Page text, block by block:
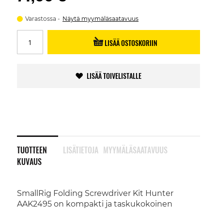
Varastossa Näytä myymäläsaatavuus
LISÄÄ OSTOSKORIIN
LISÄÄ TOIVELISTALLE
TUOTTEEN
KUVAUS
SmallRig Folding Screwdriver Kit Hunter
AAK2495 on kompakti ja taskukokoinen
LISÄTIETOJA MYYMÄLÄSAATAVUUS